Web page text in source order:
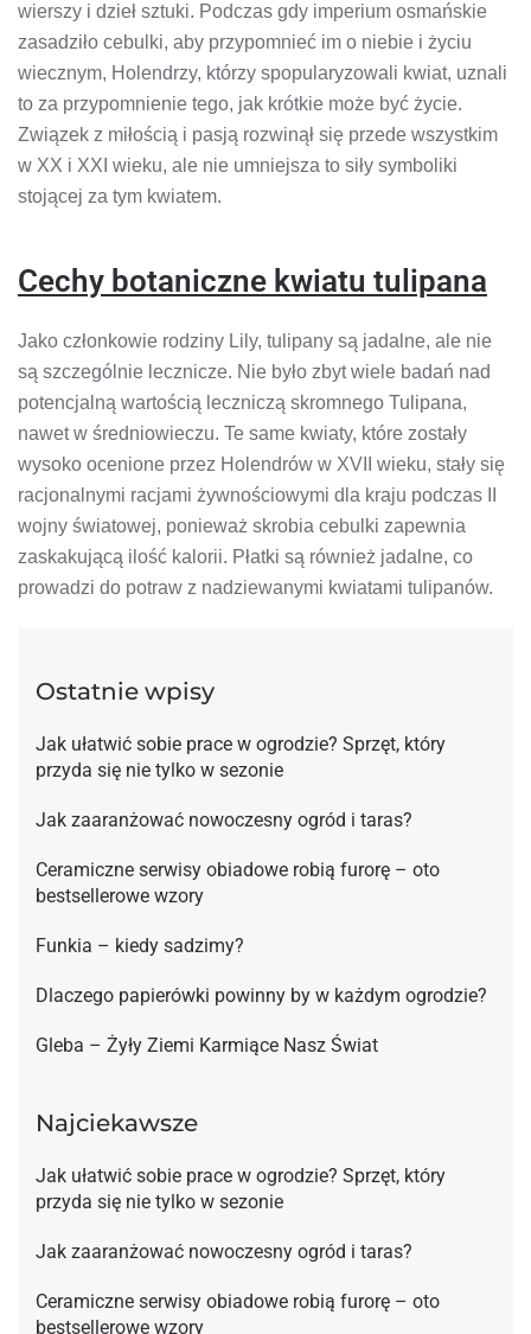
wierszy i dzieł sztuki. Podczas gdy imperium osmańskie
zasadziło cebulki, aby przypomnieć im o niebie i życiu
wiecznym, Holendrzy, którzy spopularyzowali kwiat, uznali
to za przypomnienie tego, jak krótkie może być życie.
Związek z miłością i pasją rozwinął się przede wszystkim
w XX i XXI wieku, ale nie umniejsza to siły symboliki
stojącej za tym kwiatem.
Cechy botaniczne kwiatu tulipana
Jako członkowie rodziny Lily, tulipany są jadalne, ale nie
są szczególnie lecznicze. Nie było zbyt wiele badań nad
potencjalną wartością leczniczą skromnego Tulipana,
nawet w średniowieczu. Te same kwiaty, które zostały
wysoko ocenione przez Holendrów w XVII wieku, stały się
racjonalnymi racjami żywnościowymi dla kraju podczas II
wojny światowej, ponieważ skrobia cebulki zapewnia
zaskakującą ilość kalorii. Płatki są również jadalne, co
prowadzi do potraw z nadziewanymi kwiatami tulipanów.
Ostatnie wpisy
Jak ułatwić sobie prace w ogrodzie? Sprzęt, który
przyda się nie tylko w sezonie
Jak zaaranżować nowoczesny ogród i taras?
Ceramiczne serwisy obiadowe robią furorę – oto
bestsellerowe wzory
Funkia – kiedy sadzimy?
Dlaczego papierówki powinny by w każdym ogrodzie?
Gleba – Żyły Ziemi Karmiące Nasz Świat
Najciekawsze
Jak ułatwić sobie prace w ogrodzie? Sprzęt, który
przyda się nie tylko w sezonie
Jak zaaranżować nowoczesny ogród i taras?
Ceramiczne serwisy obiadowe robią furorę – oto
bestsellerowe wzory